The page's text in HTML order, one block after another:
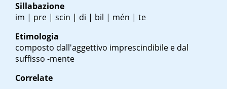
Sillabazione
im | pre | scin | di | bil | mén | te
Etimologia
composto dall'aggettivo imprescindibile e dal
suffisso -mente
Correlate